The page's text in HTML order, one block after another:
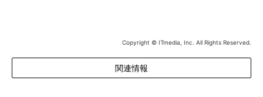
Copyright © ITmedia, Inc. All Rights Reserved.
関連情報